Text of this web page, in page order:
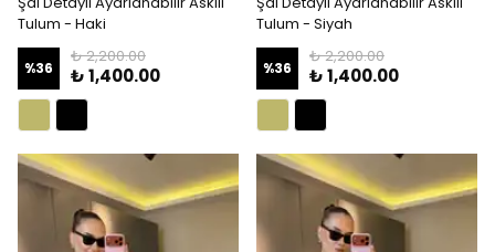
Tulum - Haki
%36
₺ 2,200.00
₺ 1,400.00
Tulum - Siyah
%36
₺ 2,200.00
₺ 1,400.00